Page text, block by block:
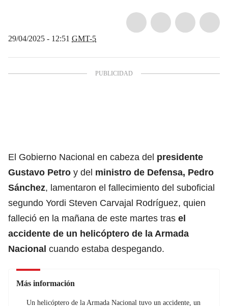
29/04/2025 - 12:51 GMT-5
El Gobierno Nacional en cabeza del presidente
Gustavo Petro y del ministro de Defensa, Pedro
Sánchez, lamentaron el fallecimiento del suboficial
segundo Yordi Steven Carvajal Rodríguez, quien
falleció en la mañana de este martes tras el
accidente de un helicóptero de la Armada
Nacional cuando estaba despegando.
Más información
Un helicóptero de la Armada Nacional tuvo un accidente, un